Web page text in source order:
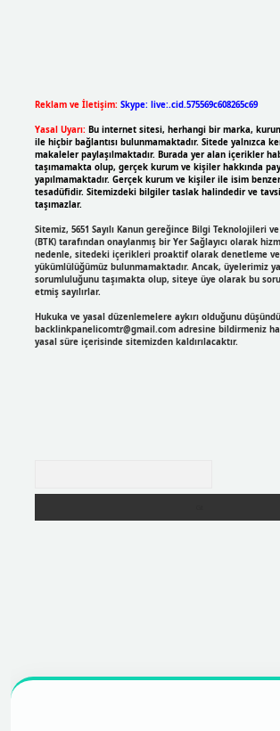
Reklam ve İletişim: Skype: live:.cid.575569c608265c69
Yasal Uyarı: Bu internet sitesi, herhangi bir marka,
ile hiçbir bağlantısı bulunmamaktadır. Sitede yalnızca
makaleler paylaşılmaktadır. Burada yer alan içerikler
taşımamakta olup, gerçek kurum ve kişiler hakkında
yapılmamaktadır. Gerçek kurum ve kişiler ile isim
tesadüfidir. Sitemizdeki bilgiler taslak halindedir ve
taşımazlar.
Sitemiz, 5651 Sayılı Kanun gereğince Bilgi Teknolojileri
(BTK) tarafından onaylanmış bir Yer Sağlayıcı olarak
nedenle, sitedeki içerikleri proaktif olarak denetleme
yükümlülüğümüz bulunmamaktadır. Ancak, üyelerimiz
sorumluluğunu taşımakta olup, siteye üye olarak bu
etmiş sayılırlar.
Hukuka ve yasal düzenlemelere aykırı olduğunu
backlinkpanelicomtr@gmail.comadresine bildirmeniz
yasal süre içerisinde sitemizden kaldırılacaktır.